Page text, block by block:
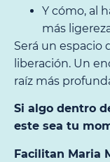
Y cómo, al
más
Será un espacio
liberación. Un
raíz más
Si algo dentro
este sea tu
Facilitan Maria